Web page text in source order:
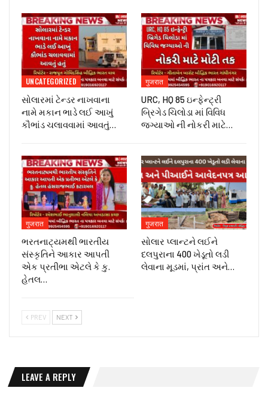
UNCATEGORIZED
સોલારમાં ટેન્ડર નાખવાના
નામે મકાન ભાડે લઈ આખું
કૌભાંડ ચલાવવામાં આવતું…
गुजरात
URC, HQ 85 ઇન્ફેન્ટ્રી
બ્રિગેડ ચિલોડા માં વિવિધ
જગ્યાઓ ની નોકરી માટે…
गुजरात
ભરતનાટ્યમથી ભારતીય
સંસ્કૃતિને આકાર આપતી
એક પ્રતીભા એટલે કે‌ કુ.
હેતલ…
गुजरात
સોલાર પ્લાન્ટને લઈને
દલપુરાના 400 ખેડૂતો લડી
લેવાના મૂડમાં, પ્રાંત અને…
PREV NEXT
LEAVE A REPLY